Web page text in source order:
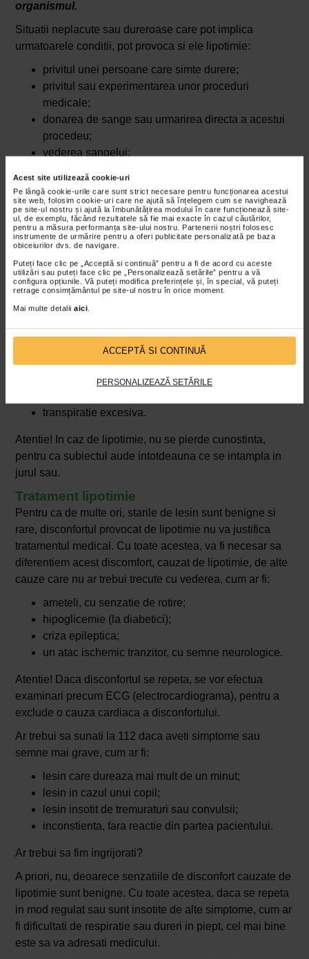
Acest site utilizează cookie-uri
Pe lângă cookie-urile care sunt strict necesare pentru funcționarea acestui
site web, folosim cookie-uri care ne ajută să înțelegem cum se navighează
pe site-ul nostru și ajută la îmbunătățirea modului în care funcționează site-
ul, de exemplu, făcând rezultatele să fie mai exacte în cazul căutărilor,
pentru a măsura performanța site-ului nostru. Partenerii noștri folosesc
instrumente de urmărire pentru a oferi publicitate personalizată pe baza
obiceiurilor dvs. de navigare.
Puteți face clic pe „Acceptă si continuă” pentru a fi de acord cu aceste
utilizări sau puteți face clic pe „Personalizează setările” pentru a vă
configura opțiunile. Vă puteți modifica preferințele și, în special, vă puteți
retrage consimțământul pe site-ul nostru în orice moment.
Mai multe detalii aici.
ACCEPTĂ SI CONTINUĂ
PERSONALIZEAZĂ SETĂRILE
organismul.
Situatii neplacute sau dureroase care pot implica
urmatoarele conditii, pot provoca si ele lipotimie:
privitul unei persoane care simte durere;
privitul sau experimentarea unor proceduri
medicale;
donarea de sange sau urmarirea directa a acestui
procedeu;
vederea sangelui;
investigatiile medicale oculare sau dentare.
Simptome lipotimie (lesin)
Lesinul este un disconfort brusc si tranzitoriu, caracterizat
prin:
senzatie accentuata de lesin iminent;
paloare;
transpiratii;
senzatie de ceata vizuala;
sunete in urechi;
tinitus;
transpiratie excesiva.
Atentie! In caz de lipotimie, nu se pierde cunostinta,
pentru ca subiectul aude intotdeauna ce se intampla in
jurul sau.
Tratament lipotimie
Pentru ca de multe ori, starile de lesin sunt benigne si
rare, disconfortul provocat de lipotimie nu va justifica
tratamentul medical. Cu toate acestea, va fi necesar sa
diferentiem acest discomfort, cauzat de lipotimie, de alte
cauze care nu ar trebui trecute cu vederea, cum ar fi:
ameteli, cu senzatie de rotire;
hipoglicemie (la diabetici);
criza epileptica;
un atac ischemic tranzitor, cu semne neurologice.
Atentie! Daca disconfortul se repeta, se vor efectua
examinari precum ECG (electrocardiograma), pentru a
exclude o cauza cardiaca a disconfortului.
Ar trebui sa sunati la 112 daca aveti simptome sau
semne mai grave, cum ar fi:
lesin care dureaza mai mult de un minut;
lesin in cazul unui copil;
lesin insotit de tremuraturi sau convulsii;
inconstienta, fara reactie din partea pacientului.
Ar trebui sa fim ingrijorati?
A priori, nu, deoarece senzatiile de disconfort cauzate de
lipotimie sunt benigne. Cu toate acestea, daca se repeta
in mod regulat sau sunt insotite de alte simptome, cum ar
fi dificultati de respiratie sau dureri in piept, cel mai bine
este sa va adresati medicului.